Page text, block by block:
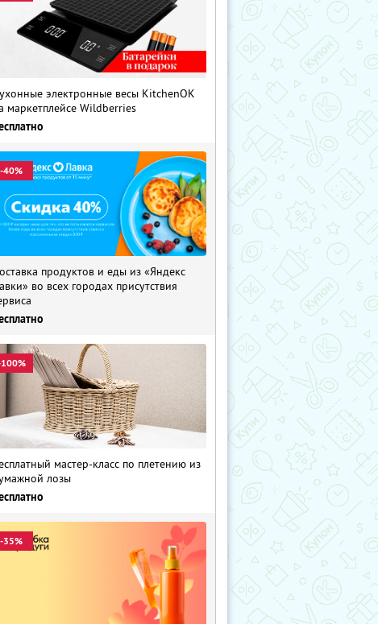
электронные весы KitchenOK
маркетплейсе Wildberries
-40%
продуктов и еды из «Яндекс
во всех городах присутствия
мастер-класс по плетению из
лозы
-35%